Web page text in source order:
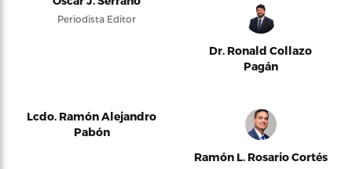
Periodista Editor
Dr. Ronald Collazo
Pagán
Lcdo. Ramón Alejandro
Pabón
Ramón L. Rosario Cortés